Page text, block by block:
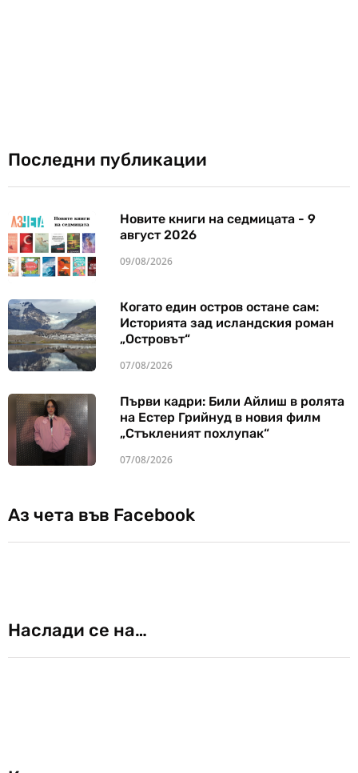
Последни публикации
Новите книги на седмицата - 9
август 2026
09/08/2026
Когато един остров остане сам:
Историята зад исландския роман
„Островът“
07/08/2026
Първи кадри: Били Айлиш в ролята
на Естер Грийнуд в новия филм
„Стъкленият похлупак“
07/08/2026
Аз чета във Facebook
Наслади се на…